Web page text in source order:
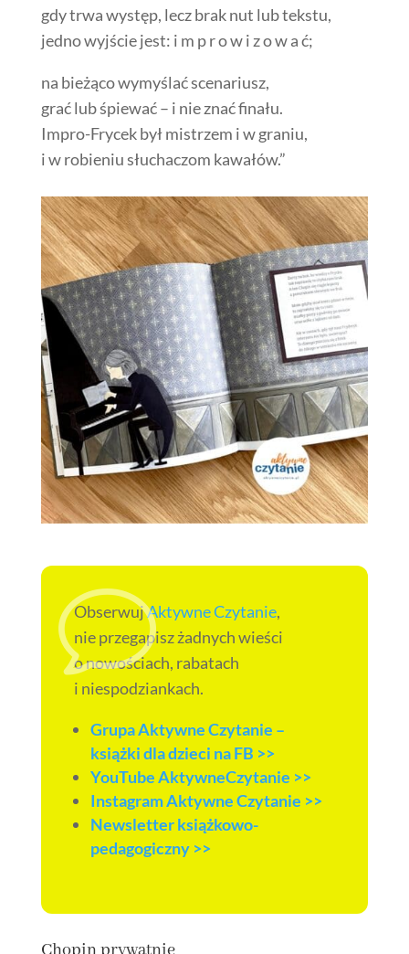
gdy trwa występ, lecz brak nut lub tekstu,
jedno wyjście jest: i m p r o w i z o w a ć;
na bieżąco wymyślać scenariusz,
grać lub śpiewać – i nie znać finału.
Impro-Frycek był mistrzem i w graniu,
i w robieniu słuchaczom kawałów.”
v
ObserwujAktywne Czytanie,
nie przegapisz żadnych wieści
o nowościach, rabatach
i niespodziankach.
Grupa Aktywne Czytanie –
książki dla dzieci na FB >>
YouTube AktywneCzytanie >>
Instagram Aktywne Czytanie >>
Newsletter książkowo-
pedagogiczny >>